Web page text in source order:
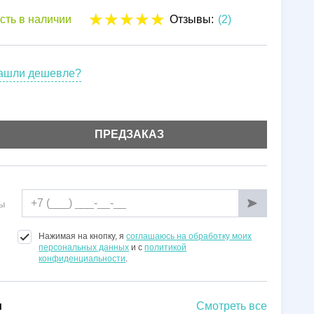
Установка
в наличии Отзывы: (2)
дешевле?
ПРЕДЗАКАЗ
Нажимая на кнопку, ясоглашаюсь на обработку моих
персональных данных и сполитикой
конфиденциальности.
Смотреть все